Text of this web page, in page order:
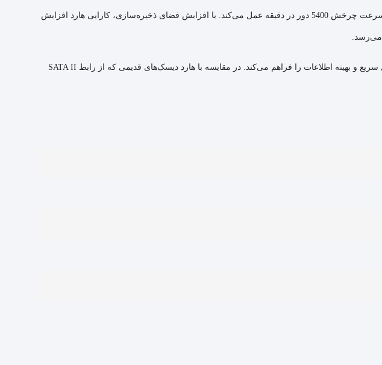
هارد دیسک داخلی سبز با ظرفیت 500 گیگابایت دارای حافظه کش 64 مگابایت می‌باشد. این هارد دیسک داخلی با سرعت چرخش 5400 دور در دقیقه عمل می‌کند. با افزایش فضای ذخیره‌سازی، کارایی هارد افزایش
این هارد دیسک از رابط SATA 3.0 برای انتقال داده‌ها استفاده می‌کند که با سرعت 6 گیگابایت بر ثانیه، امکان انتقال سریع و بهینه اطلاعات را فراهم می‌کند. در مقایسه با هارد دیسک‌های قدیمی که از رابط SATA II